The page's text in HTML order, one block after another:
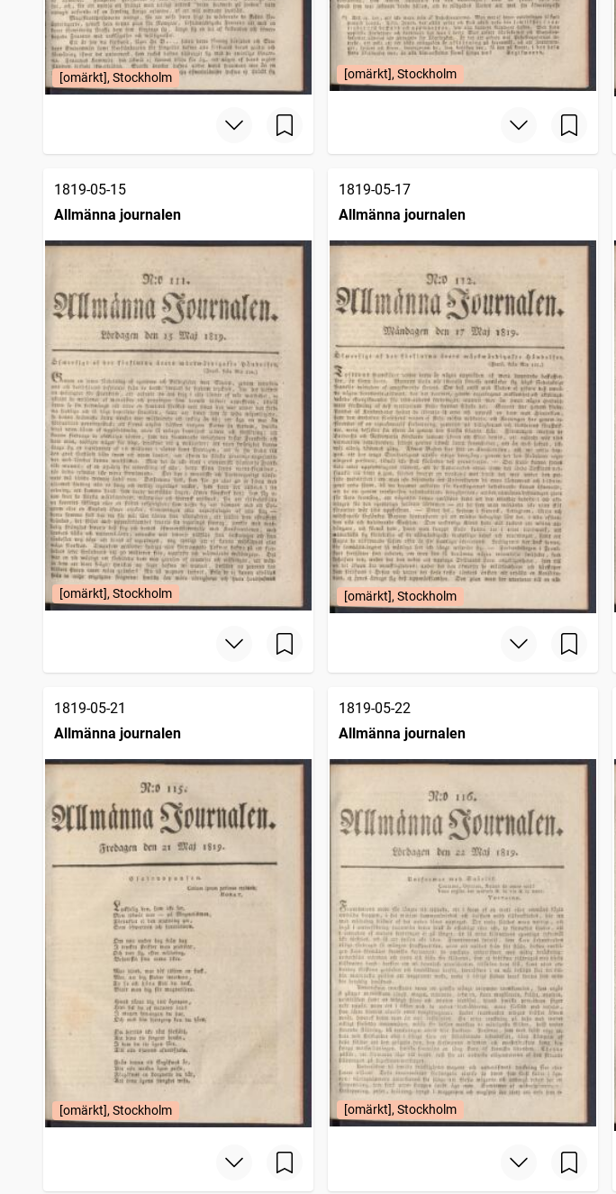
[omärkt], Stockholm [omärkt], Stockholm
1819-05-15
Allmänna journalen
[omärkt], Stockholm
1819-05-17
Allmänna journalen
[omärkt], Stockholm
1819-05-21
Allmänna journalen
[omärkt], Stockholm
1819-05-22
Allmänna journalen
[omärkt], Stockholm